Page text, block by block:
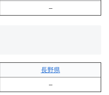
–
長野県
–